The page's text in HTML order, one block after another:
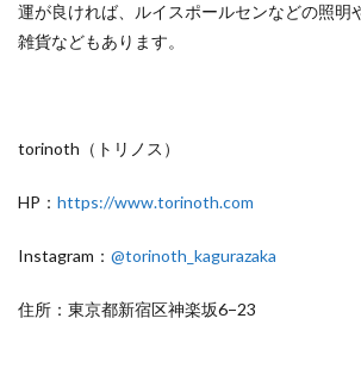
運が良ければ、ルイスポールセンなどの照明
雑貨などもあります。
torinoth（トリノス）
HP： https://www.torinoth.com
Instagram： @torinoth_kagurazaka
住所：東京都新宿区神楽坂6−23